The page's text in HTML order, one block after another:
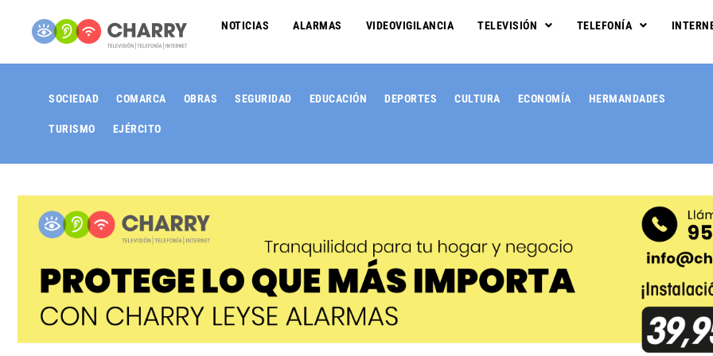
NOTICIAS ALARMAS VIDEOVIGILANCIA TELEVISIÓN TELEFONÍA
SOCIEDAD COMARCA OBRAS SEGURIDAD EDUCACIÓN DEPORTES CULTURA ECONOMÍA HERMANDADES
TURISMO EJÉRCITO